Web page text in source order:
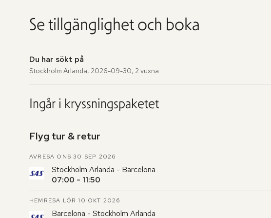
Se tillgänglighet och boka
Du har sökt på
Stockholm Arlanda, 2026-09-30, 2 vuxna
Ingår i kryssningspaketet
Flyg tur & retur
AVRESA ONS 30 SEP 2026
Stockholm Arlanda - Barcelona
07:00 - 11:50
HEMRESA LÖR 10 OKT 2026
Barcelona - Stockholm Arlanda